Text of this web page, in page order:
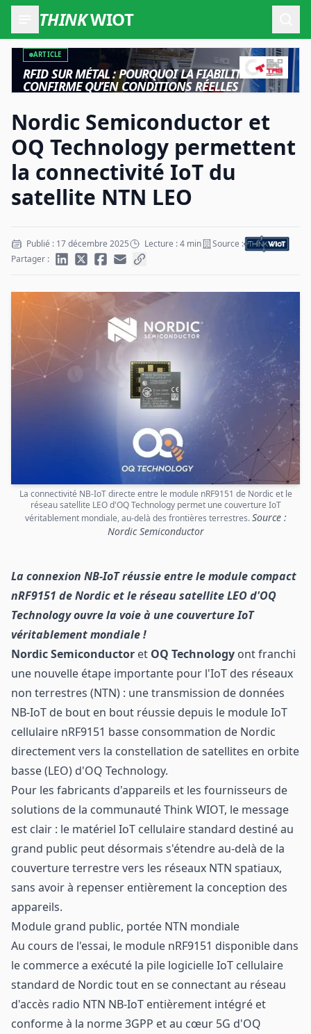
THINKWIOT
ARTICLE
RFID SUR MÉTAL : POURQUOI LA FIABILITÉ NE SE
CONFIRME QU’EN CONDITIONS RÉELLES
Nordic Semiconductor et
OQ Technology permettent
la connectivité IoT du
satellite NTN LEO
Publié : 17 décembre 2025 Lecture : 4 min
Source :
Partager :
La connectivité NB-IoT directe entre le module nRF9151 de Nordic et le
réseau satellite LEO d'OQ Technology permet une couverture IoT
véritablement mondiale, au-delà des frontières terrestres.Source :
Nordic Semiconductor
La connexion NB-IoT réussie entre le module compact
nRF9151 de Nordic et le réseau satellite LEO d'OQ
Technology ouvre la voie à une couverture IoT
véritablement mondiale !
Nordic Semiconductor et OQ Technology ont franchi
une nouvelle étape importante pour l'IoT des réseaux
non terrestres (NTN) : une transmission de données
NB-IoT de bout en bout réussie depuis le module IoT
cellulaire nRF9151 basse consommation de Nordic
directement vers la constellation de satellites en orbite
basse (LEO) d'OQ Technology.
Pour les fabricants d'appareils et les fournisseurs de
solutions de la communauté Think WIOT, le message
est clair : le matériel IoT cellulaire standard destiné au
grand public peut désormais s'étendre au-delà de la
couverture terrestre vers les réseaux NTN spatiaux,
sans avoir à repenser entièrement la conception des
appareils.
Module grand public, portée NTN mondiale
Au cours de l'essai, le module nRF9151 disponible dans
le commerce a exécuté la pile logicielle IoT cellulaire
standard de Nordic tout en se connectant au réseau
d'accès radio NTN NB-IoT entièrement intégré et
conforme à la norme 3GPP et au cœur 5G d'OQ